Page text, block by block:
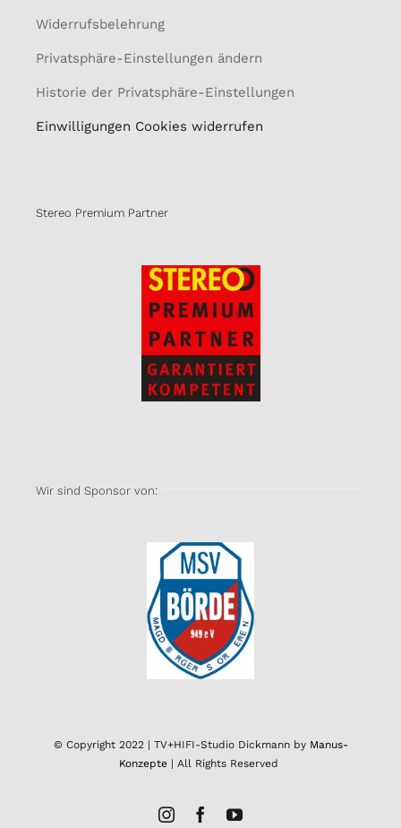
Widerrufsbelehrung
Privatsphäre-Einstellungen ändern
Historie der Privatsphäre-Einstellungen
Einwilligungen Cookies widerrufen
Stereo Premium Partner
Wir sind Sponsor von:
© Copyright 2022 | TV+HIFI-Studio Dickmann by Manus-
Konzepte | All Rights Reserved